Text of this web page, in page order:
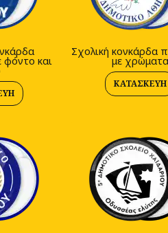
φόντο και
Σχολική κονκάρδα
με χρώματα
ΚΑΤΑΣΚΕΥΉ